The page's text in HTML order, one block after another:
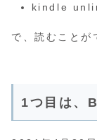
kindle
で、読むことが
1つ目は、